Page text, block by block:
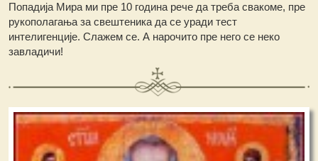
Попадија Мира ми пре 10 година рече да треба свакоме, пре
рукополагања за свештеника да се уради тест
интелигенције. Слажем се. А нарочито пре него се неко
завладичи!